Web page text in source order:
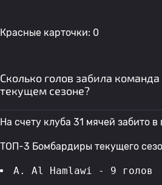
Красные карточки: 0
Сколько голов забила
текущем сезоне?
На счету клуба 31 мячей забито
ТОП-3 Бомбардиры текущего
A. Al Hamlawi - 9 голов